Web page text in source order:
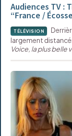
Audiences TV :
“France /
TÉLÉVISION
largement
Voice, la plus belle